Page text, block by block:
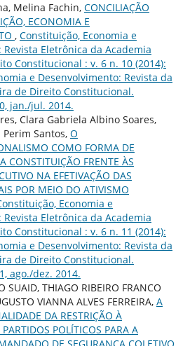
Melina Fachin, CONCILIAÇÃO
ECONOMIA E
, Constituição, Economia e
Eletrônica da Academia
Constitucional : v. 6 n. 10 (2014):
e Desenvolvimento: Revista da
de Direito Constitucional.
jan./jul. 2014.
Clara Gabriela Albino Soares,
Santos, O
COMO FORMA DE
CONSTITUIÇÃO FRENTE ÀS
NA EFETIVAÇÃO DAS
POR MEIO DO ATIVISMO
Economia e
Eletrônica da Academia
Constitucional : v. 6 n. 11 (2014):
e Desenvolvimento: Revista da
de Direito Constitucional.
ago./dez. 2014.
SUAID, THIAGO RIBEIRO FRANCO
VIANNA ALVES FERREIRA, A
DA RESTRIÇÃO À
POLÍTICOS PARA A